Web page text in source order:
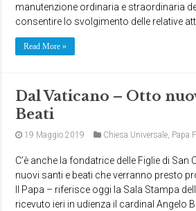
manutenzione ordinaria e straordinaria
consentire lo svolgimento delle relative
Read More »
Dal Vaticano – Otto
Beati
19 Maggio 2019 Chiesa Universale, Papa
C’è anche la fondatrice delle Figlie di San
nuovi santi e beati che verranno presto
Il Papa – riferisce oggi la Sala Stampa
ricevuto ieri in udienza il cardinal Angelo